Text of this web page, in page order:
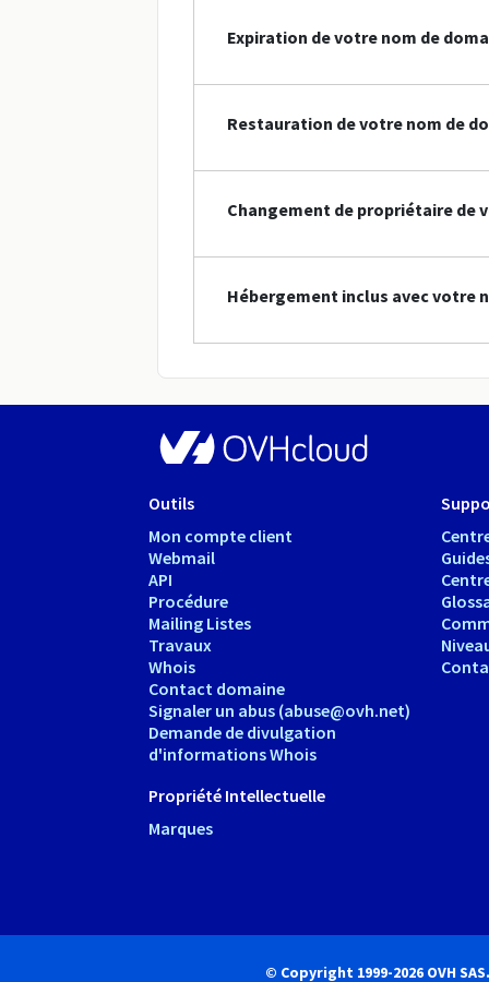
Expiration de votre nom de
Restauration de votre nom de
Changement de propriétaire de
Hébergement inclus avec votre
Outils
Mon compte client
Webmail
API
Procédure
Mailing Listes
Travaux
Whois
Contact domaine
Signaler un abus (abuse@ovh.net)
Demande de divulgation
d'informations Whois
Propriété Intellectuelle
Marques
© Copyright 1999-2026 OVH SAS.